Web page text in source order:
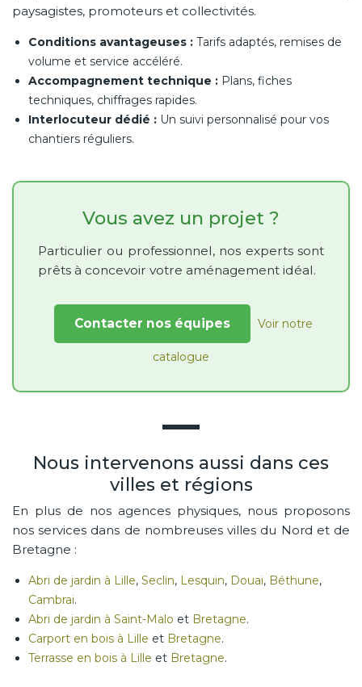
paysagistes, promoteurs et collectivités.
Conditions avantageuses : Tarifs adaptés, remises de
volume et service accéléré.
Accompagnement technique : Plans, fiches
techniques, chiffrages rapides.
Interlocuteur dédié : Un suivi personnalisé pour vos
chantiers réguliers.
Vous avez un projet ?
Particulier ou professionnel, nos experts sont
prêts à concevoir votre aménagement idéal.
Contacter nos équipes Voir notre
catalogue
Nous intervenons aussi dans ces
villes et régions
En plus de nos agences physiques, nous proposons
nos services dans de nombreuses villes du Nord et de
Bretagne :
Abri de jardin à Lille, Seclin, Lesquin, Douai, Béthune,
Cambrai.
Abri de jardin à Saint-Malo et Bretagne.
Carport en bois à Lille et Bretagne.
Terrasse en bois à Lille et Bretagne.